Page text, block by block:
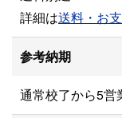
詳細は送料・お
参考納期
通常校了から5営